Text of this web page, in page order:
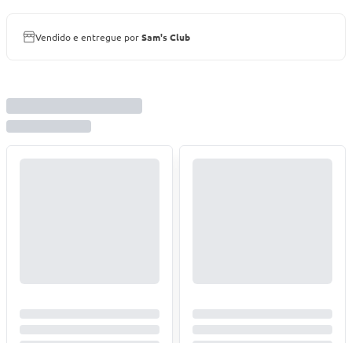
Vendido e entregue porSam's Club